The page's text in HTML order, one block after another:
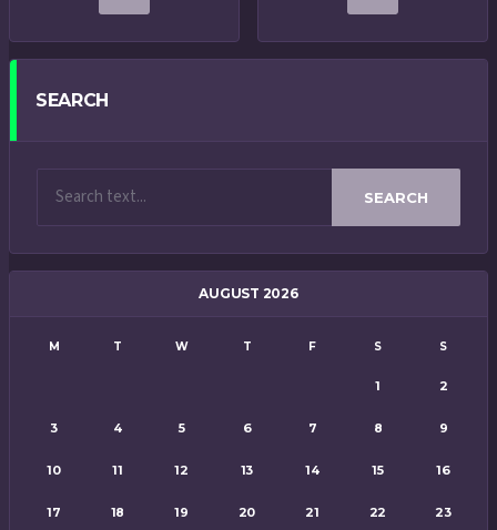
SEARCH
SEARCH
AUGUST 2026
M T W T F S S
1 2
3 4 5 6 7 8 9
10 11 12 13 14 15 16
17 18 19 20 21 22 23